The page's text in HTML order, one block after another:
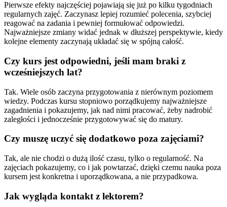
Pierwsze efekty najczęściej pojawiają się już po kilku tygodniach
regularnych zajęć. Zaczynasz lepiej rozumieć polecenia, szybciej
reagować na zadania i pewniej formułować odpowiedzi.
Najważniejsze zmiany widać jednak w dłuższej perspektywie, kiedy
kolejne elementy zaczynają układać się w spójną całość.
Czy kurs jest odpowiedni, jeśli mam braki z
wcześniejszych lat?
Tak. Wiele osób zaczyna przygotowania z nierównym poziomem
wiedzy. Podczas kursu stopniowo porządkujemy najważniejsze
zagadnienia i pokazujemy, jak nad nimi pracować, żeby nadrobić
zaległości i jednocześnie przygotowywać się do matury.
Czy muszę uczyć się dodatkowo poza zajęciami?
Tak, ale nie chodzi o dużą ilość czasu, tylko o regularność. Na
zajęciach pokazujemy, co i jak powtarzać, dzięki czemu nauka poza
kursem jest konkretna i uporządkowana, a nie przypadkowa.
Jak wygląda kontakt z lektorem?